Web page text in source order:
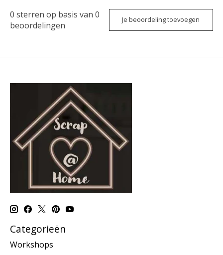
0 sterren op basis van 0
beoordelingen
Je beoordeling toevoegen
Categorieën
Workshops